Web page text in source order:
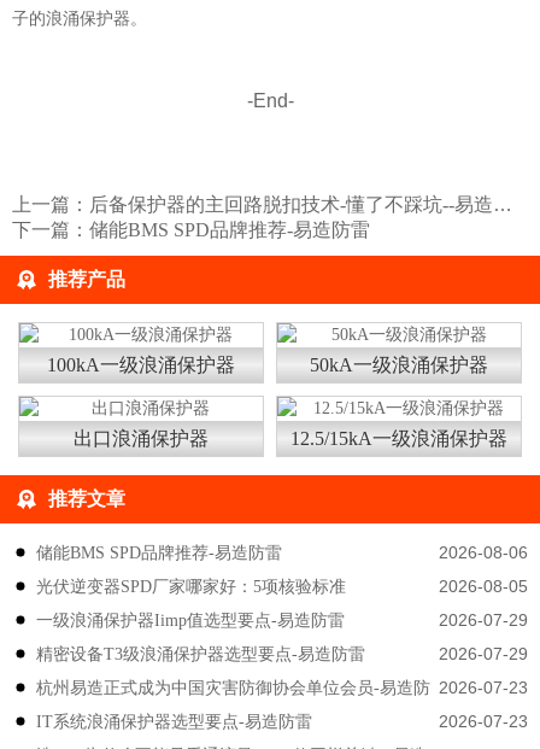
子的浪涌保护器。
-End-
上一篇： 后备保护器的主回路脱扣技术-懂了不踩坑--易造防雷
下一篇： 储能BMS SPD品牌推荐-易造防雷
推荐产品
100kA一级浪涌保护器 50kA一级浪涌保护器
出口浪涌保护器 12.5/15kA一级浪涌保护器
推荐文章
2026-08-06
储能BMS SPD品牌推荐-易造防雷
2026-08-05
光伏逆变器SPD厂家哪家好：5项核验标准
2026-07-29
一级浪涌保护器Iimp值选型要点-易造防雷
2026-07-29
精密设备T3级浪涌保护器选型要点-易造防雷
2026-07-23
杭州易造正式成为中国灾害防御协会单位会员-易造防
雷
2026-07-23
IT系统浪涌保护器选型要点-易造防雷